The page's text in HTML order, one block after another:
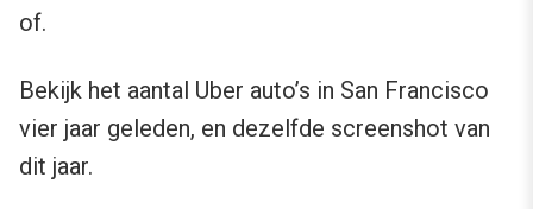
of.
Bekijk het aantal Uber auto’s in San Francisco
vier jaar geleden, en dezelfde screenshot van
dit jaar.